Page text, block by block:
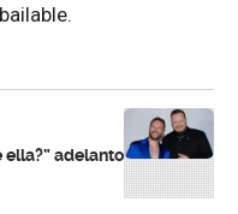
ella?” adelanto